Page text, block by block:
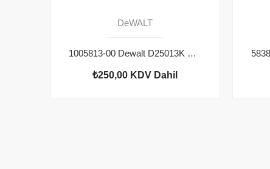
DeWALT
1005813-00 Dewalt D25013K Bilezik
₺250,00 KDV Dahil